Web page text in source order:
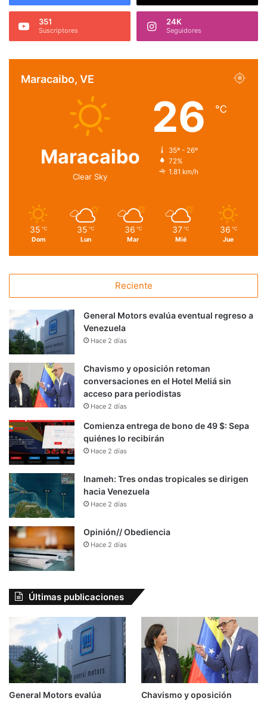
351
Suscriptores
24K
Seguidores
Maracaibo, VE
Maracaibo
Clear Sky
26 ℃
35º - 26º
72%
1.81 km/h
35 ℃
Dom
35 ℃
Lun
36 ℃
Mar
37 ℃
Mié
36 ℃
Jue
Reciente
General Motors evalúa eventual regreso a
Venezuela
Hace 2 días
Chavismo y oposición retoman
conversaciones en el Hotel Meliá sin
acceso para periodistas
Hace 2 días
Comienza entrega de bono de 49 $: Sepa
quiénes lo recibirán
Hace 2 días
Inameh: Tres ondas tropicales se dirigen
hacia Venezuela
Hace 2 días
Opinión// Obediencia
Hace 2 días
Últimas publicaciones
General Motors evalúa
Chavismo y oposición